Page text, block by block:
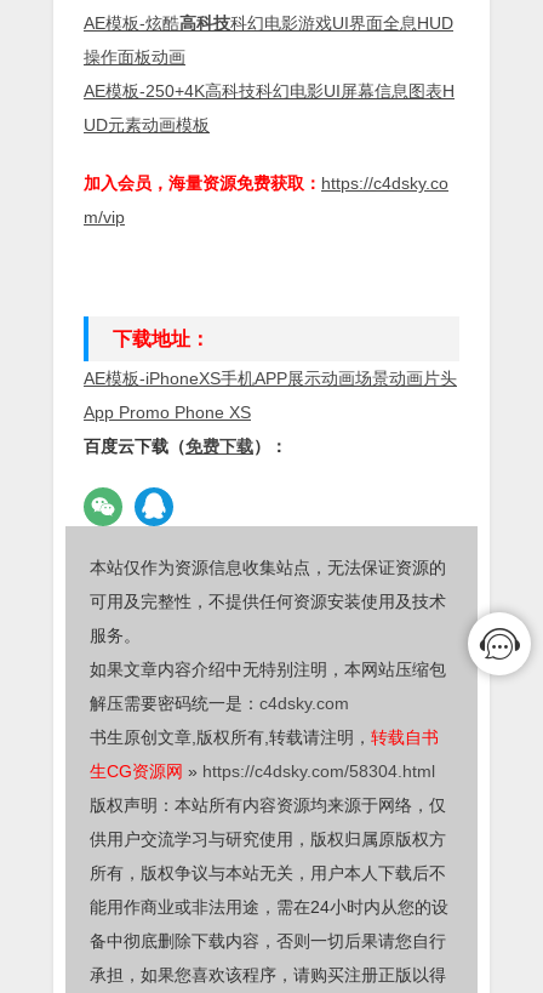
AE模板-炫酷高科技科幻电影游戏UI界面全息HUD
操作面板动画
AE模板-250+4K高科技科幻电影UI屏幕信息图表H
UD元素动画模板
加入会员，海量资源免费获取： https://c4dsky.co
m/vip
下载地址：
AE模板-iPhoneXS手机APP展示动画场景动画片头
App Promo Phone XS
百度云下载（免费下载）：
本站仅作为资源信息收集站点，无法保证资源的
可用及完整性，不提供任何资源安装使用及技术
服务。
如果文章内容介绍中无特别注明，本网站压缩包
解压需要密码统一是： c4dsky.com
书生原创文章,版权所有,转载请注明， 转载自书
生CG资源网 » https://c4dsky.com/58304.html
版权声明：本站所有内容资源均来源于网络，仅
供用户交流学习与研究使用，版权归属原版权方
所有，版权争议与本站无关，用户本人下载后不
能用作商业或非法用途，需在24小时内从您的设
备中彻底删除下载内容，否则一切后果请您自行
承担，如果您喜欢该程序，请购买注册正版以得